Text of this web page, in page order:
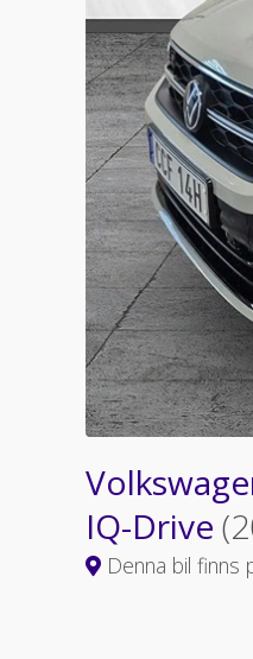
IQ-Drive
Denna bil finns